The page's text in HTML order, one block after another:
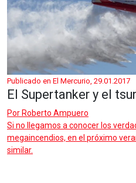
Publicado en El Mercurio, 29.01.2017
El Supertanker y el
Por Roberto Ampuero
Si no llegamos a conocer los
megaincendios, en el próximo
similar.